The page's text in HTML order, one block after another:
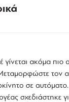
ακόμα πιο
τον
σε αυτόματο.
σχεδιάστηκε